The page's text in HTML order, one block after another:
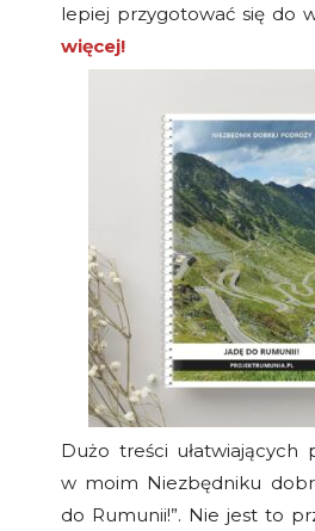
lepiej przygotować się do
więcej!
Dużo treści ułatwiających
w moim Niezbędniku
do Rumunii!”. Nie jest to